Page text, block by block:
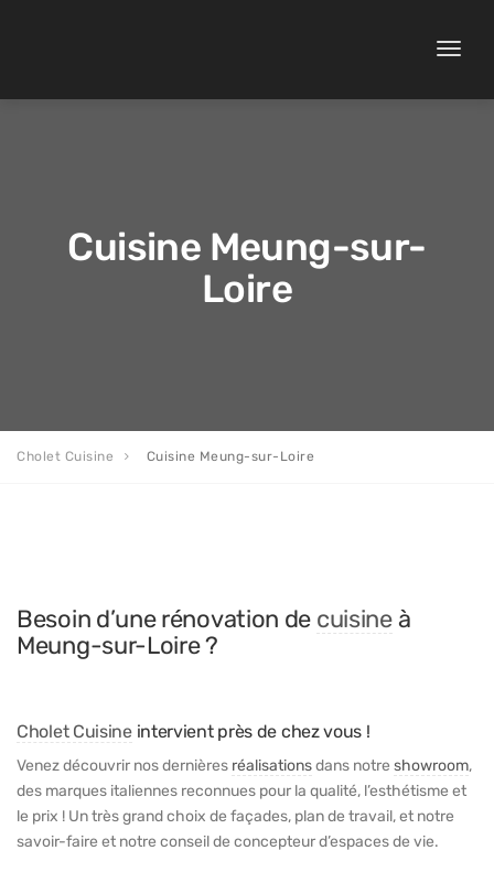
Toggle
Cuisine Meung-sur-
Loire
Cholet Cuisine Cuisine Meung-sur-Loire
Besoin d’une rénovation de cuisineà
Meung-sur-Loire ?
Cholet Cuisineintervient près de chez vous !
Venez découvrir nos dernières réalisationsdans notre showroom,
des marques italiennes reconnues pour la qualité, l’esthétisme et
le prix ! Un très grand choix de façades, plan de travail, et notre
savoir-faire et notre conseil de concepteur d’espaces de vie.